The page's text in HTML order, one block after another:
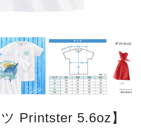
Printster 5.6oz】